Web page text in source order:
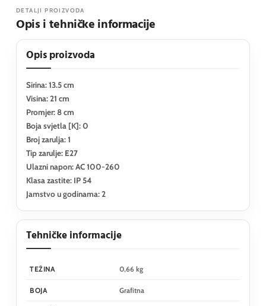
DETALJI PROIZVODA
Opis i tehničke informacije
Opis proizvoda
Sirina: 13.5 cm
Visina: 21 cm
Promjer: 8 cm
Boja svjetla [K]: 0
Broj zarulja: 1
Tip zarulje: E27
Ulazni napon: AC 100-260
Klasa zastite: IP 54
Jamstvo u godinama: 2
Tehničke informacije
TEŽINA 0,66 kg
BOJA Grafitna